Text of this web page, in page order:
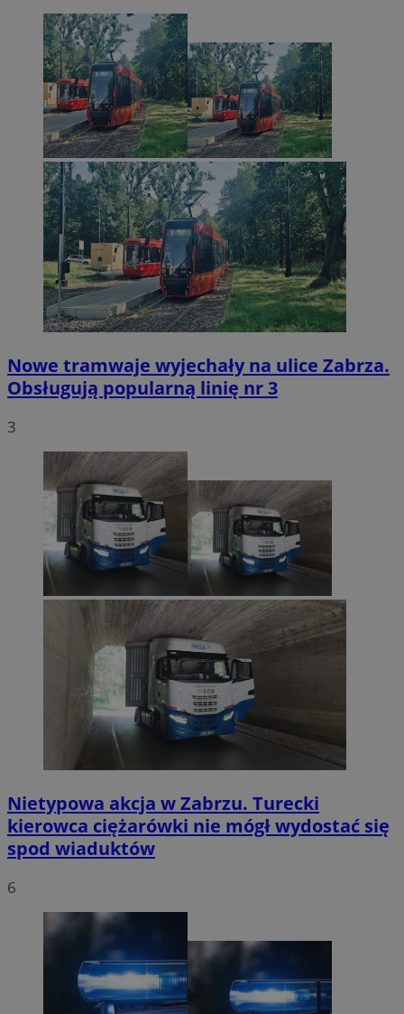
Nowe tramwaje wyjechały na ulice Zabrza.
Obsługują popularną linię nr 3
3
Nietypowa akcja w Zabrzu. Turecki
kierowca ciężarówki nie mógł wydostać się
spod wiaduktów
6